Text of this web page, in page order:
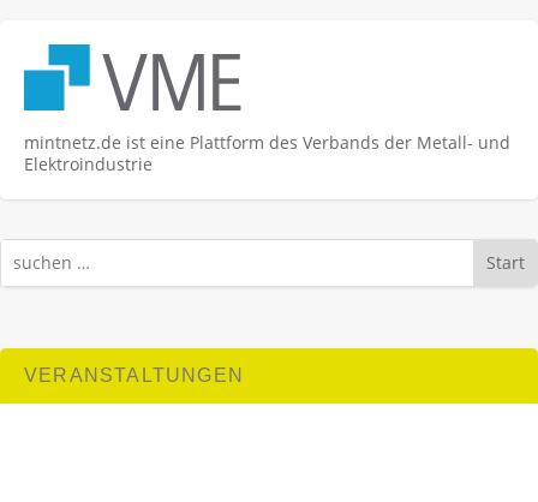
mintnetz.de ist eine Plattform des Verbands der Metall- und
Elektroindustrie
Start
VERANSTALTUNGEN